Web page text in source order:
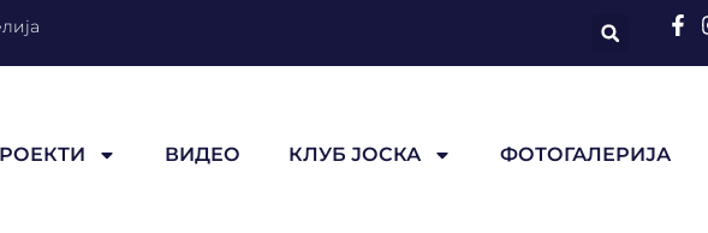
ВИДЕО КЛУБ ЈОСКА ФОТОГАЛЕРИЈА